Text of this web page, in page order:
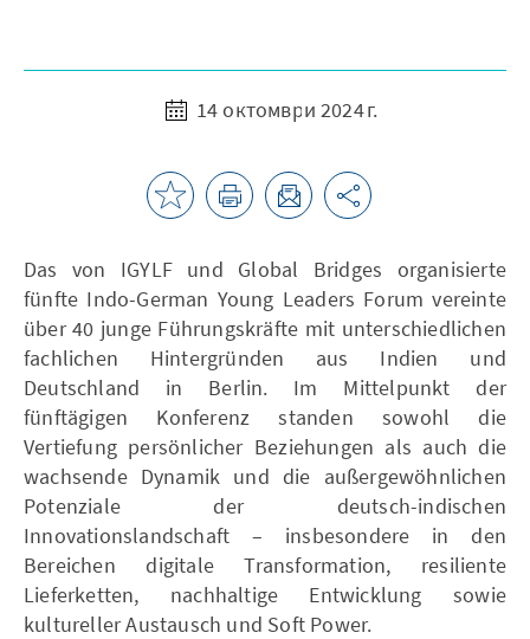
14 октомври 2024 г.
Das von IGYLF und Global Bridges organisierte
fünfte Indo-German Young Leaders Forum vereinte
über 40 junge Führungskräfte mit unterschiedlichen
fachlichen Hintergründen aus Indien und
Deutschland in Berlin. Im Mittelpunkt der
fünftägigen Konferenz standen sowohl die
Vertiefung persönlicher Beziehungen als auch die
wachsende Dynamik und die außergewöhnlichen
Potenziale der deutsch-indischen
Innovationslandschaft – insbesondere in den
Bereichen digitale Transformation, resiliente
Lieferketten, nachhaltige Entwicklung sowie
kultureller Austausch und Soft Power.